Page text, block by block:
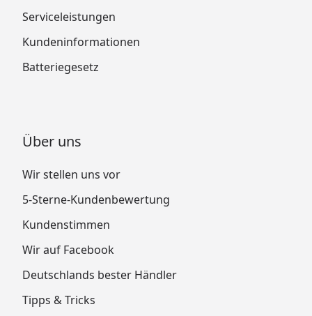
Serviceleistungen
Kundeninformationen
Batteriegesetz
Über uns
Wir stellen uns vor
5-Sterne-Kundenbewertung
Kundenstimmen
Wir auf Facebook
Deutschlands bester Händler
Tipps & Tricks